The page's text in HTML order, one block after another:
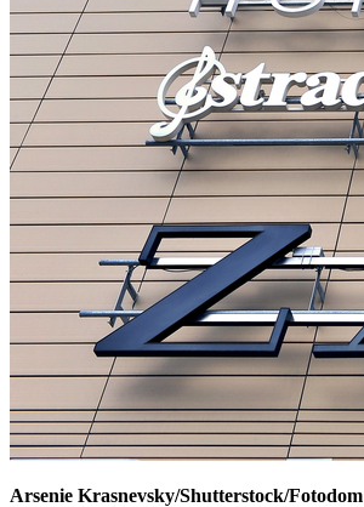
Arsenie Krasnevsky/Shutterstock/Fotodom